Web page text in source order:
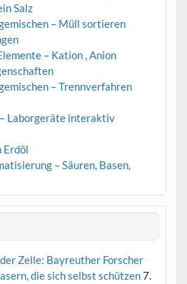
Salz
– Müll sortieren
– Kation , Anion
– Trennverfahren
Laborgeräte interaktiv
Erdöl
– Säuren, Basen,
Zelle: Bayreuther Forscher
die sich selbst schützen7.